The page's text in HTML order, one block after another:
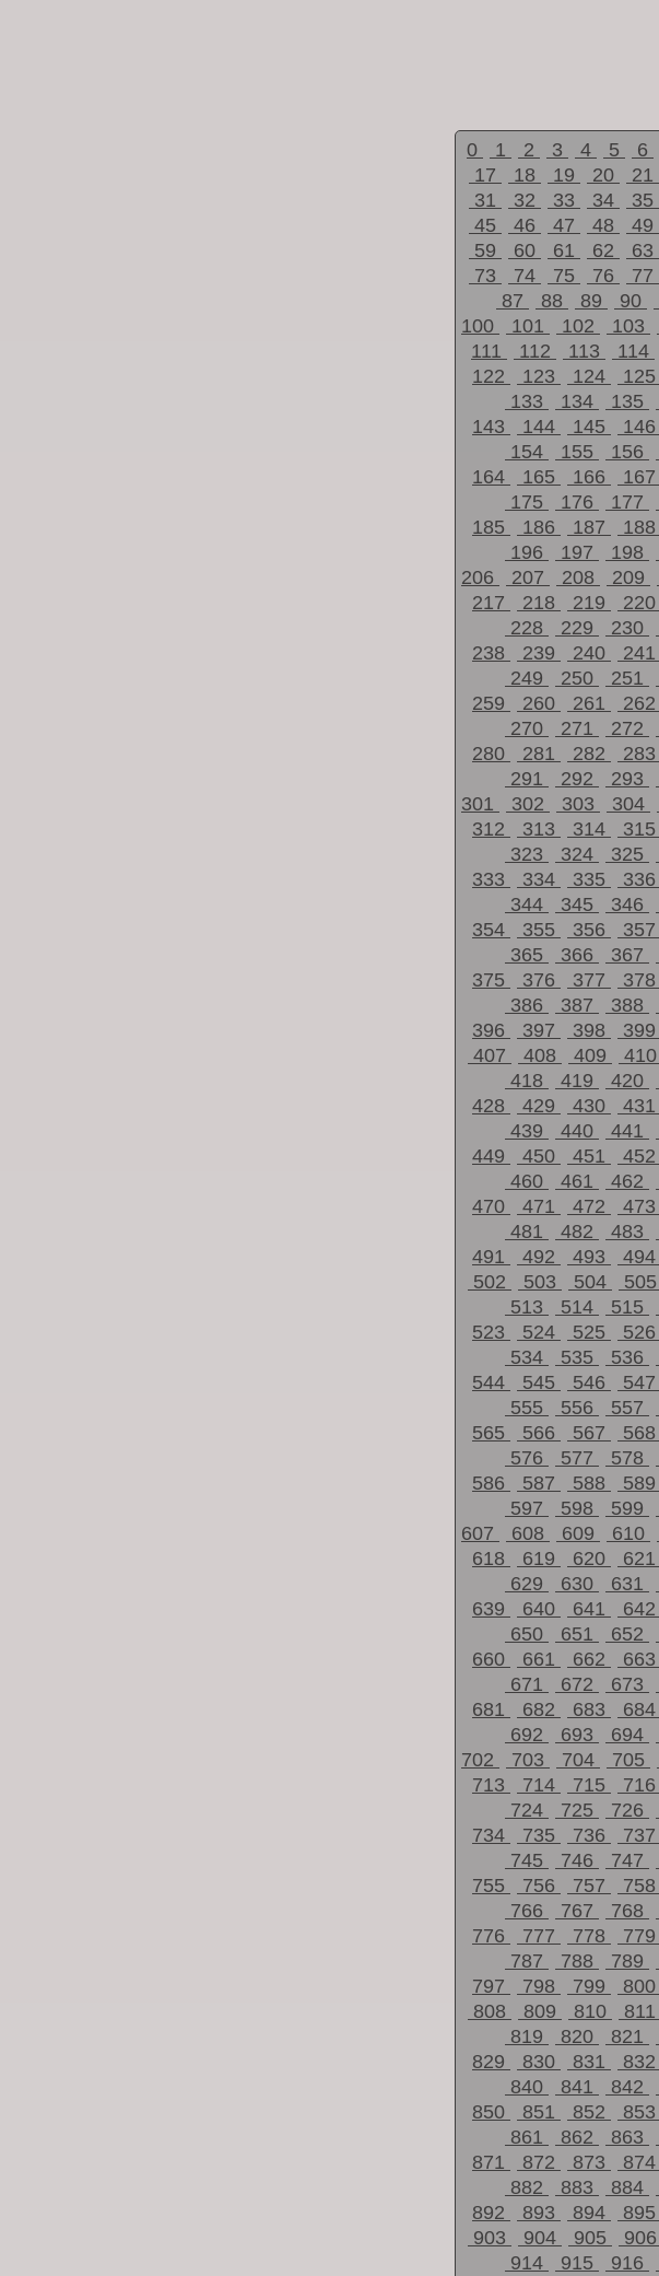
0 1 2 3 4 5 6
17
18 19 20 21
31
32 33 34 35
45
46 47 48 49
59
60 61 62 63
73
74 75 76 77
87
88 89 90
100
101 102 103
111
112 113 114
122
123 124 125
133
134 135
143
144 145 146
154
155 156
164
165 166 167
175
176 177
185
186 187 188
196
197 198
206
207 208 209
217
218 219 220
228
229 230
238
239 240 241
249
250 251
259
260 261 262
270
271 272
280
281 282 283
291
292 293
301
302 303 304
312
313 314 315
323
324 325
333
334 335 336
344
345 346
354
355 356 357
365
366 367
375
376 377 378
386
387 388
396
397 398 399
407
408 409 410
418
419 420
428
429 430 431
439
440 441
449
450 451 452
460
461 462
470
471 472 473
481
482 483
491
492 493 494
502
503 504 505
513
514 515
523
524 525 526
534
535 536
544
545 546 547
555
556 557
565
566 567 568
576
577 578
586
587 588 589
597
598 599
607
608 609 610
618
619 620 621
629
630 631
639
640 641 642
650
651 652
660
661 662 663
671
672 673
681
682 683 684
692
693 694
702
703 704 705
713
714 715 716
724
725 726
734
735 736 737
745
746 747
755
756 757 758
766
767 768
776
777 778 779
787
788 789
797
798 799 800
808
809 810 811
819
820 821
829
830 831 832
840
841 842
850
851 852 853
861
862 863
871
872 873 874
882
883 884
892
893 894 895
903
904 905 906
914
915 916